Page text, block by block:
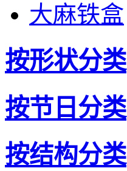
大麻铁盒
按形状分类
按节日分类
按结构分类